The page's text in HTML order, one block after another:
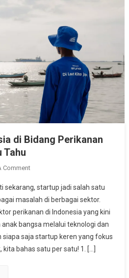
di Bidang Perikanan
Tahu
CommentOn
Startup
Indonesia
Di
Bidang
Perikanan
Yang
sekarang, startup jadi salah satu
masalah di berbagai sektor.
perikanan di Indonesia yang kini
bangsa melalui teknologi dan
siapa saja startup keren yang fokus
bahas satu per satu! 1. […]